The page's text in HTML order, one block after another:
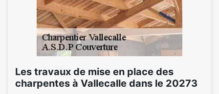
Les travaux de mise en place des
charpentes à Vallecalle dans le 20273